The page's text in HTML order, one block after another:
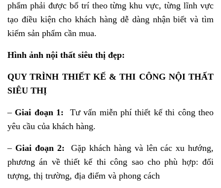
phẩm phải được bố trí theo từng khu vực, từng lĩnh vực
tạo điều kiện cho khách hàng dễ dàng nhận biết và tìm
kiếm sản phẩm cần mua.
Hình ảnh nội thất siêu thị đẹp:
QUY TRÌNH THIẾT KẾ & THI CÔNG NỘI THẤT
SIÊU THỊ
– Giai đoạn 1:
Tư vấn miễn phí thiết kế thi công theo
yêu cầu của khách hàng.
– Giai đoạn 2:
Gặp khách hàng và lên các xu hướng,
phương án về thiết kế thi công sao cho phù hợp: đối
tượng, thị trường, địa điểm và phong cách